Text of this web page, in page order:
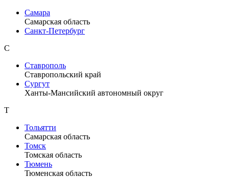
Самара
Самарская область
Санкт-Петербург
С
Ставрополь
Ставропольский край
Сургут
Ханты-Мансийский автономный округ
Т
Тольятти
Самарская область
Томск
Томская область
Тюмень
Тюменская область